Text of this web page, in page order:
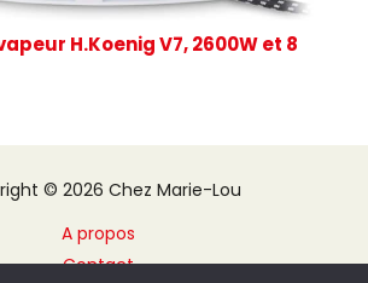
H.Koenig V7, 2600W et 8
© 2026 Chez Marie-Lou
A propos
Contact